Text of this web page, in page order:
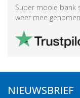
Super mooie bank
weer mee
NIEUWSBRIEF